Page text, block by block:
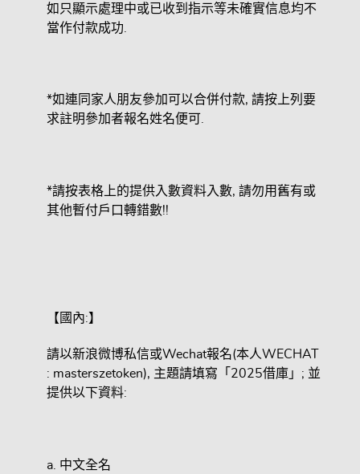
如只顯示處理中或已收到指示等未確實信息均不
當作付款成功.
*如連同家人朋友參加可以合併付款, 請按上列要
求註明參加者報名姓名便可.
*請按表格上的提供入數資料入數, 請勿用舊有或
其他暫付戶口轉錯數!!
【國內:】
請以新浪微博私信或Wechat報名(本人WECHAT
: masterszetoken), 主題請填寫「2025借庫」; 並
提供以下資料:
a. 中文全名